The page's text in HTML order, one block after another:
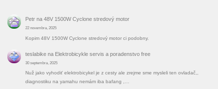
Petrna 48V 1500W Cyclone stredový motor
22 novembra, 2025
Kopim 48V 1500W Cyclone stredový motor ci podobny.
teslabikena Elektrobicykle servis a poradenstvo free
30 septembra, 2025
Nuž jako vyhodiť elektrobicykel je z cesty ale zrejme sme mysleli ten ovladač,,
diagnostiku na yamahu nemám iba bafang ,…